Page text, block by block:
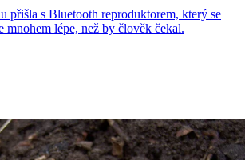
přišla s Bluetooth reproduktorem, který se
mnohem lépe, než by člověk čekal.